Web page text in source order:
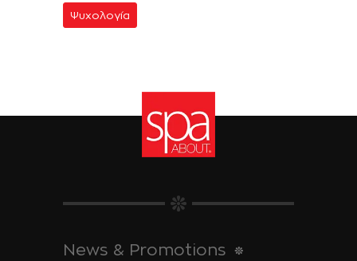
Ψυχολογία
News & Promotions